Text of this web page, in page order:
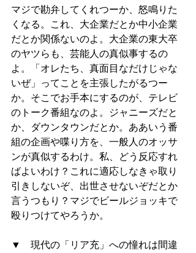
マジで勘弁してくれつーか、怒鳴りた
くなる。これ、大企業だとか中小企業
だとか関係ないのよ。大企業の東大卒
のヤツらも、芸能人の真似事するの
よ。「オレたち、真面目なだけじゃな
いぜ」ってことを主張したがるつー
か。そこでお手本にするのが、テレビ
のトーク番組なのよ。ジャニーズだと
か、ダウンタウンだとか。ああいう番
組の企画や喋り方を、一般人のオッサ
ンが真似するわけ。私、どう反応すれ
ばよいわけ？これに適応しなきゃ取り
引きしないぞ、出世させないぞだとか
言うつもり？マジでビールジョッキで
殴りつけてやろうか。
▼　現代の「リア充」への憧れは間違